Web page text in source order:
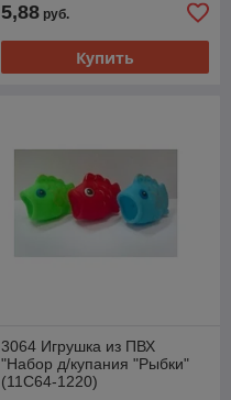
5,88 руб.
Купить
3064 Игрушка из ПВХ
"Набор д/купания "Рыбки"
(11С64-1220)